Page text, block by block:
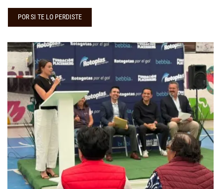
POR SI TE LO PERDISTE